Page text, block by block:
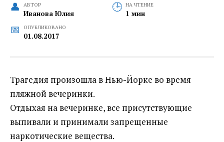
АВТОР
Иванова Юлия
НА ЧТЕНИЕ
1 мин
ОПУБЛИКОВАНО
01.08.2017
Трагедия произошла в Нью-Йорке во время
пляжной вечеринки.
Отдыхая на вечеринке, все присутствующие
выпивали и принимали запрещенные
наркотические вещества.